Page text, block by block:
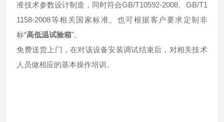
准技术参数设计制造，同时符合GB/T10592-2008、GB/T1
1158-2008等相关国家标准。也可根据客户要求定制非
标“高低温试验箱"。
免费送货上门，在对该设备安装调试结束后，对相关技术
人员做相应的基本操作培训。